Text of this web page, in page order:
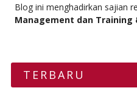
Blog ini menghadirkan sajian
Management dan Training
TERBARU